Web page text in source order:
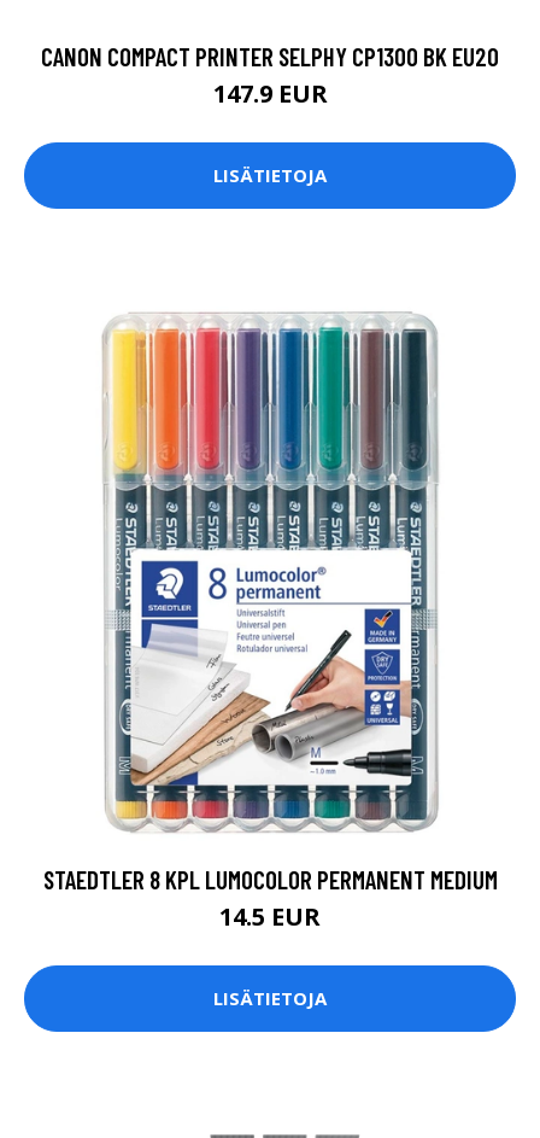
CANON COMPACT PRINTER SELPHY CP1300 BK EU20
147.9 EUR
LISÄTIETOJA
STAEDTLER 8 KPL LUMOCOLOR PERMANENT MEDIUM
14.5 EUR
LISÄTIETOJA